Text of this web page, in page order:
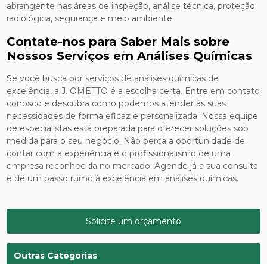
abrangente nas áreas de inspeção, análise técnica, proteção
radiológica, segurança e meio ambiente.
Contate-nos para Saber Mais sobre
Nossos Serviços em Análises Químicas
Se você busca por serviços de análises químicas de
excelência, a J. OMETTO é a escolha certa. Entre em contato
conosco e descubra como podemos atender às suas
necessidades de forma eficaz e personalizada. Nossa equipe
de especialistas está preparada para oferecer soluções sob
medida para o seu negócio. Não perca a oportunidade de
contar com a experiência e o profissionalismo de uma
empresa reconhecida no mercado. Agende já a sua consulta
e dê um passo rumo à excelência em análises químicas.
Solicite um orçamento
Outras Categorias